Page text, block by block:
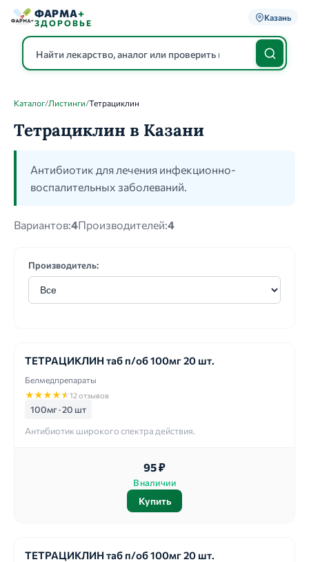
ФАРМА+
ЗДОРОВЬЕ
Казань
Каталог
Каталог/Листинги/Тетрациклин
Тетрациклин в Казани
Антибиотик для лечения инфекционно-
воспалительных заболеваний.
Вариантов:4Производителей:4
Производитель:
ТЕТРАЦИКЛИН таб п/об 100мг 20 шт.
Белмедпрепараты
★★★★★12 отзывов
100мг · 20 шт
Антибиотик широкого спектра действия.
95 ₽
В наличии
Купить
ТЕТРАЦИКЛИН таб п/об 100мг 20 шт.